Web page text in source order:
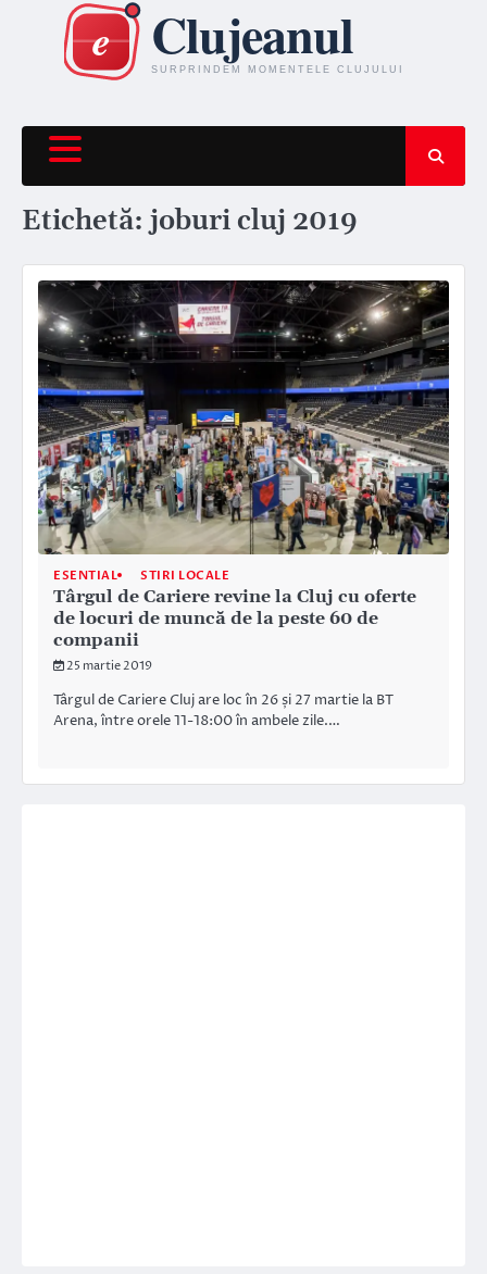
content
Etichetă:joburi cluj 2019
ESENTIAL STIRI LOCALE
Târgul de Cariere revine la Cluj cu oferte
de locuri de muncă de la peste 60 de
companii
25 martie 2019
Târgul de Cariere Cluj are loc în 26 și 27 martie la BT
Arena, între orele 11-18:00 în ambele zile.…